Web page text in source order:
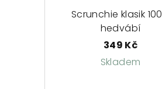
Scrunchie klasik
hedvábí
349 Kč
Skladem